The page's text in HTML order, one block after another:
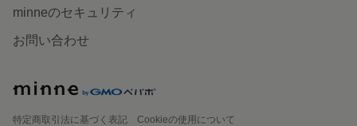
minneのセキュリティ
お問い合わせ
特定商取引法に基づく表記
Cookieの使用について